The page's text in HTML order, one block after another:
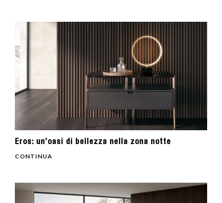
Eros: un’oasi di bellezza nella zona notte
CONTINUA